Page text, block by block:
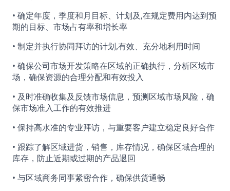
• 确定年度，季度和月目标、计划及,在规定费用内达到预
期的目标、市场占有率和增长率
• 制定并执行协同拜访的计划,有效、充分地利用时间
• 确保公司市场开发策略在区域的正确执行，分析区域市
场，确保资源的合理分配和有效投入
• 及时准确收集及反馈市场信息，预测区域市场风险，确
保市场准入工作的有效推进
• 保持高水准的专业拜访，与重要客户建立稳定良好合作
• 跟踪了解区域进货，销售，库存情况，确保区域合理的
库存，防止近期或过期的产品退回
• 与区域商务同事紧密合作，确保供货通畅